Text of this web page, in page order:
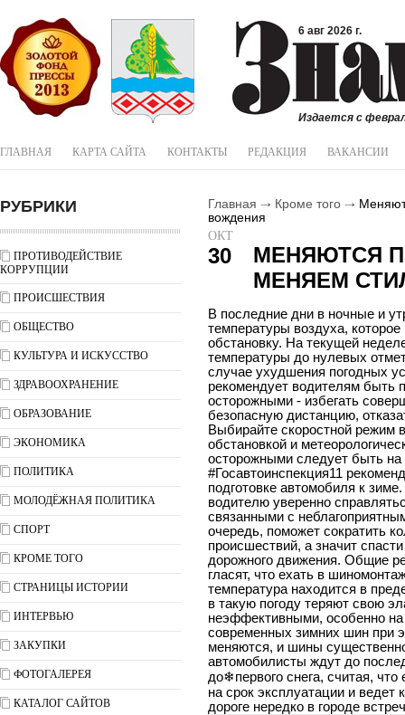
6 авг 2026 г.
Издается с
ГЛАВНАЯ КАРТА САЙТА КОНТАКТЫ РЕДАКЦИЯ ВАКАНСИИ
РУБРИКИ
ПРОТИВОДЕЙСТВИЕ
КОРРУПЦИИ
ПРОИСШЕСТВИЯ
ОБЩЕСТВО
КУЛЬТУРА И ИСКУССТВО
ЗДРАВООХРАНЕНИЕ
ОБРАЗОВАНИЕ
ЭКОНОМИКА
ПОЛИТИКА
МОЛОДЁЖНАЯ ПОЛИТИКА
СПОРТ
КРОМЕ ТОГО
СТРАНИЦЫ ИСТОРИИ
ИНТЕРВЬЮ
ЗАКУПКИ
ФОТОГАЛЕРЕЯ
КАТАЛОГ САЙТОВ
Главная Кроме того
вождения
ОКТ
30
МЕНЯЮТСЯ
МЕНЯЕМ
В последние дни в ночные и
температуры воздуха,
обстановку. На текущей
температуры до нулевых
случае ухудшения погодных
рекомендует водителям быть
осторожными - избегать
безопасную дистанцию,
Выбирайте скоростной режим
обстановкой и
осторожными следует быть на
#Госавтоинспекция11
подготовке автомобиля к
водителю уверенно
связанными с
очередь, поможет сократить
происшествий, а значит
дорожного движения. Общие
гласят, что ехать в
температура находится в
в такую погоду теряют свою
неэффективными, особенно на
современных зимних шин при
меняются, и шины
автомобилисты ждут до
до❄первого снега, считая,
на срок эксплуатации и
дороге нередко в городе